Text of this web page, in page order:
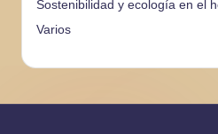
Sostenibilidad y ecología en el
Varios